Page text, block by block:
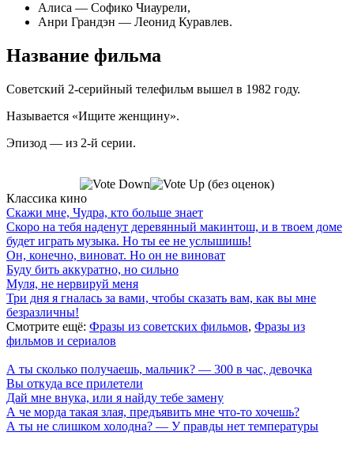
Алиса — Софико Чиаурели,
Анри Грандэн — Леонид Куравлев.
Название фильма
Советский 2-серийный телефильм вышел в 1982 году.
Называется «Ищите женщину».
Эпизод — из 2-й серии.
(без оценок)
Классика кино
Скажи мне, Чудра, кто больше знает
Скоро на тебя наденут деревянный макинтош, и в твоем доме
будет играть музыка. Но ты ее не услышишь!
Он, конечно, виноват. Но он не виноват
Буду бить аккуратно, но сильно
Муля, не нервируй меня
Три дня я гналась за вами, чтобы сказать вам, как вы мне
безразличны!
Смотрите ещё: Фразы из советских фильмов, Фразы из
фильмов и сериалов
А ты сколько получаешь, мальчик? — 300 в час, девочка
Вы откуда все прилетели
Дай мне внука, или я найду тебе замену
А че морда такая злая, предъявить мне что-то хочешь?
А ты не слишком холодна? — У правды нет температуры